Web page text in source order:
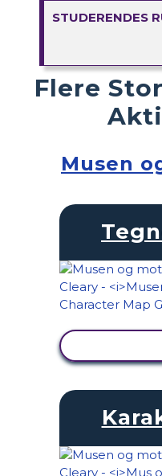
STUDERENDES
Flere
Musen